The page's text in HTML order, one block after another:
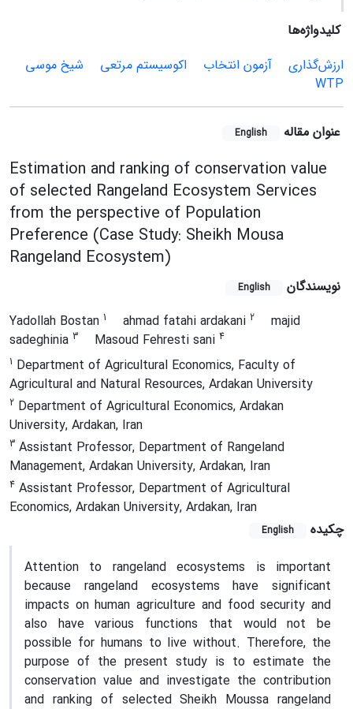
کلیدواژه‌ها
ارزش‌گذاری
آزمون انتخاب اکوسیستم مرتعی
شیخ موسی
WTP
عنوان مقاله English
Estimation and ranking of conservation value
of selected Rangeland Ecosystem Services
from the perspective of Population
Preference (Case Study: Sheikh Mousa
Rangeland Ecosystem)
نویسندگان English
Yadollah Bostan 1 ahmad fatahi ardakani 2
majid
sadeghinia 3 Masoud Fehresti sani 4
1 Department of Agricultural Economics, Faculty of
Agricultural and Natural Resources, Ardakan University
2 Department of Agricultural Economics, Ardakan
University, Ardakan, Iran
3 Assistant Professor, Department of Rangeland
Management, Ardakan University, Ardakan, Iran
4 Assistant Professor, Department of Agricultural
Economics, Ardakan University, Ardakan, Iran
چکیده
English
Attention to rangeland ecosystems is important
because rangeland ecosystems have significant
impacts on human agriculture and food security and
also have various functions that would not be
possible for humans to live without. Therefore, the
purpose of the present study is to estimate the
conservation value and investigate the contribution
and ranking of selected Sheikh Moussa rangeland